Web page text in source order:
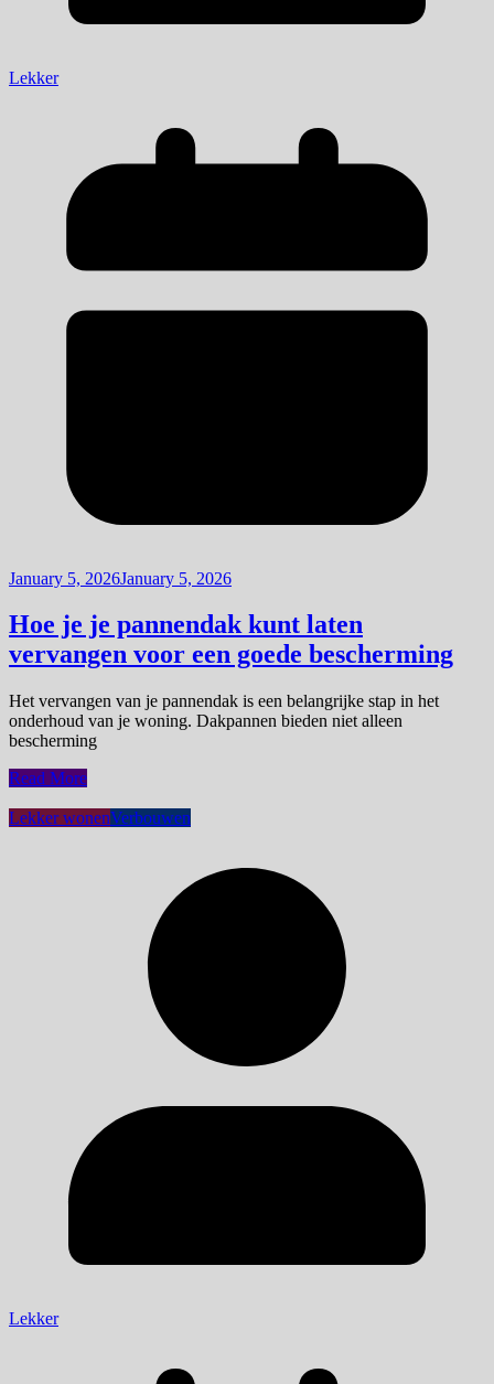
Lekker
January 5, 2026January 5, 2026
Hoe je je pannendak kunt laten
vervangen voor een goede bescherming
Het vervangen van je pannendak is een belangrijke stap in het
onderhoud van je woning. Dakpannen bieden niet alleen
bescherming
Read More
Lekker wonenVerbouwen
Lekker